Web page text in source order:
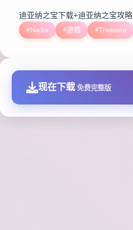
迪亚纳之宝下载+迪亚纳之宝攻略
#Nadia #遊戲 #Treasure
现在下载 免费完整版